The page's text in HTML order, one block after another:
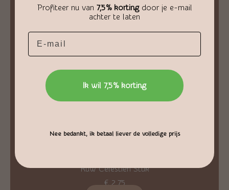
Ruw Celestien Stuk
€2,75
Profiteer nu van 7,5% kortingdoor je e-mail
achter te laten
Email
Ik wil 7,5% korting
Nee bedankt, ik betaal liever de volledige prijs